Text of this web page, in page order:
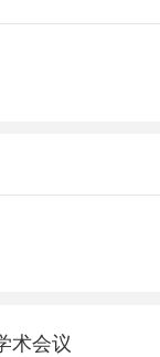
术会议